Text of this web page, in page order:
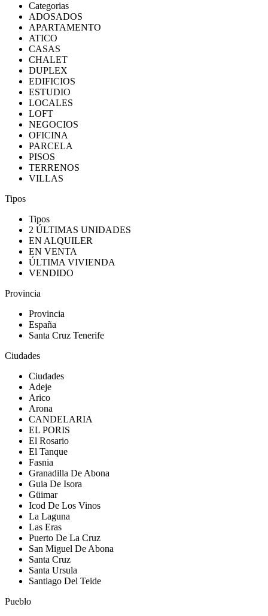
Categorias
ADOSADOS
APARTAMENTO
ATICO
CASAS
CHALET
DUPLEX
EDIFICIOS
ESTUDIO
LOCALES
LOFT
NEGOCIOS
OFICINA
PARCELA
PISOS
TERRENOS
VILLAS
Tipos
Tipos
2 ÚLTIMAS UNIDADES
EN ALQUILER
EN VENTA
ÚLTIMA VIVIENDA
VENDIDO
Provincia
Provincia
España
Santa Cruz Tenerife
Ciudades
Ciudades
Adeje
Arico
Arona
CANDELARIA
EL PORIS
El Rosario
El Tanque
Fasnia
Granadilla De Abona
Guia De Isora
Güimar
Icod De Los Vinos
La Laguna
Las Eras
Puerto De La Cruz
San Miguel De Abona
Santa Cruz
Santa Ursula
Santiago Del Teide
Pueblo